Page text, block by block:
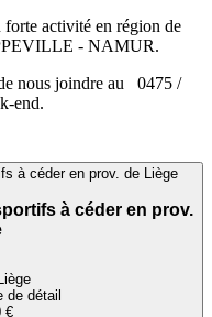
activité en région de
- NAMUR.
nous joindre au 0475 /
end.
à céder en prov.
de détail
€